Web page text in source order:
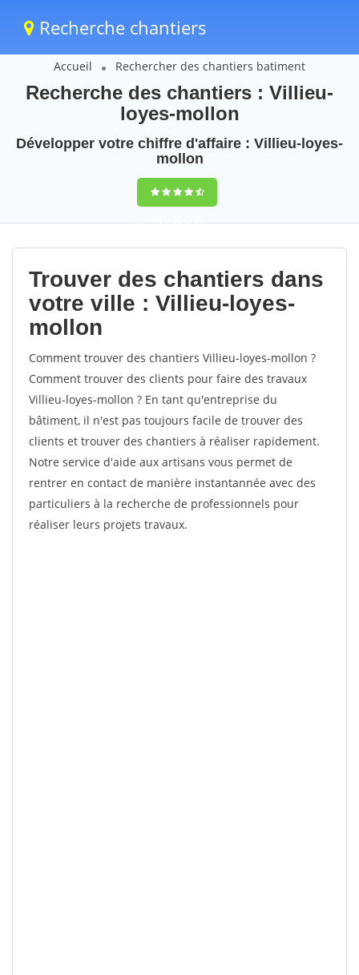
Recherche chantiers
Accueil Rechercher des chantiers batiment
Recherche des chantiers : Villieu-
loyes-mollon
Développer votre chiffre d'affaire : Villieu-loyes-
mollon
9,5(100%)51
votes
Trouver des chantiers dans
votre ville : Villieu-loyes-
mollon
Comment trouver des chantiers Villieu-loyes-mollon ?
Comment trouver des clients pour faire des travaux
Villieu-loyes-mollon ? En tant qu'entreprise du
bâtiment, il n'est pas toujours facile de trouver des
clients et trouver des chantiers à réaliser rapidement.
Notre service d'aide aux artisans vous permet de
rentrer en contact de manière instantannée avec des
particuliers à la recherche de professionnels pour
réaliser leurs projets travaux.